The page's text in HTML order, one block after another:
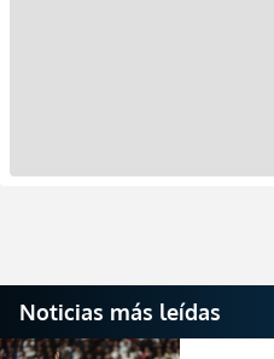
Noticias más leídas